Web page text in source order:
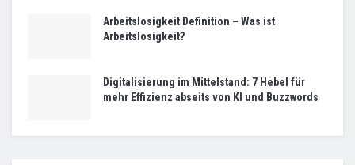
Arbeitslosigkeit Definition – Was ist
Arbeitslosigkeit?
Digitalisierung im Mittelstand: 7 Hebel für
mehr Effizienz abseits von KI und Buzzwords